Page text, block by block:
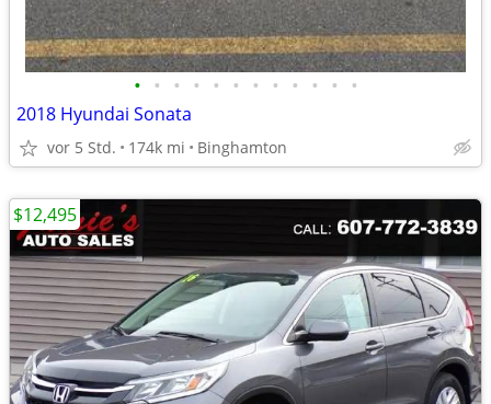
• • • • • • • • • • • •
2018 Hyundai Sonata
vor 5 Std. 174k mi Binghamton
$12,495